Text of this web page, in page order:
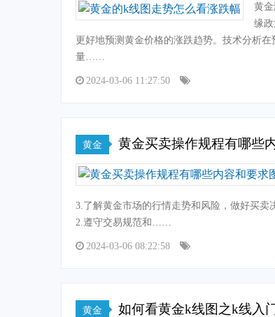
黄
缘
更好地预测黄金价格的涨跌趋势。技术分析
量……
2024-03-06 11:27:50
黄金 黄金买卖操作规程有哪些
3.了解黄金市场的行情走势和风险，做好买卖
2.遵守交易规范和……
2024-03-06 08:22:58
黄金 如何看黄金k线图之k线入